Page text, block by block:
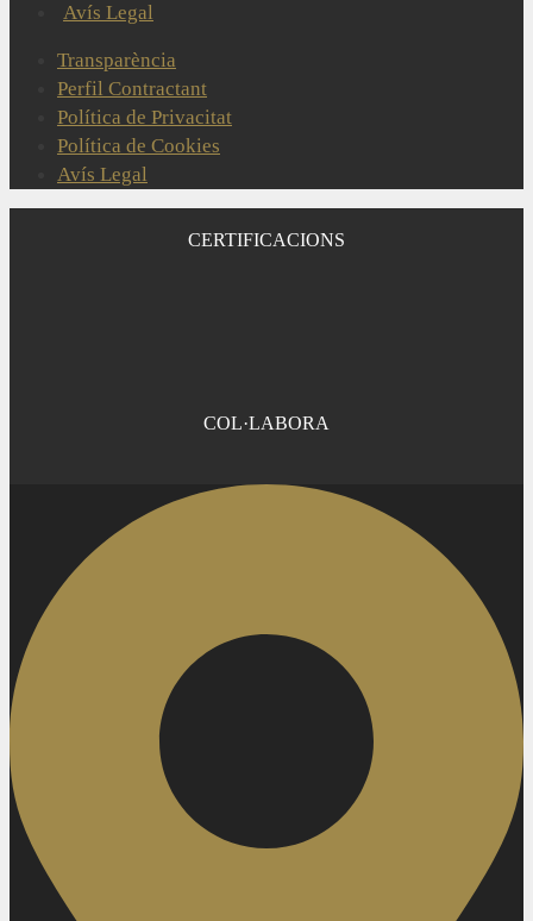
Avís Legal
Transparència
Perfil Contractant
Política de Privacitat
Política de Cookies
Avís Legal
CERTIFICACIONS
COL·LABORA